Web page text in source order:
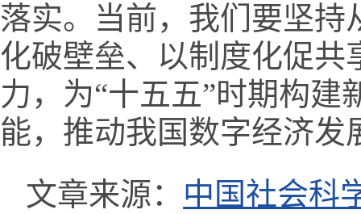
落实。当前，我们要坚持
化破壁垒、以制度化促
力，为“十五五”时期构
能，推动我国数字经济发
文章来源： 中国社会科